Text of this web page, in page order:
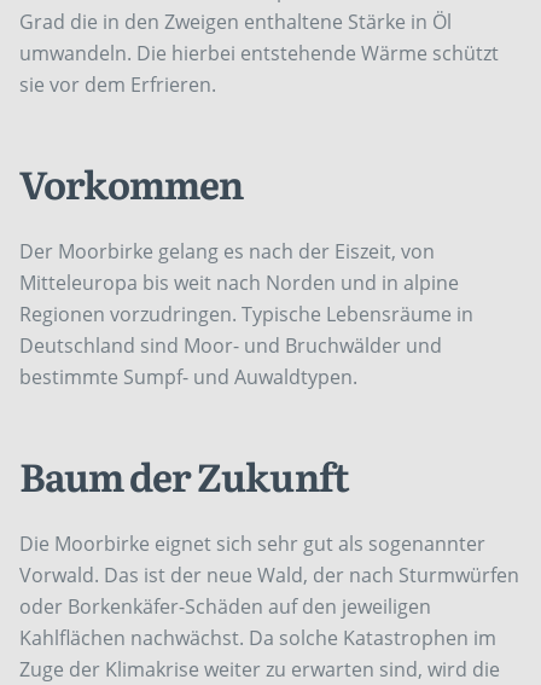
Grad die in den Zweigen enthaltene Stärke in Öl
umwandeln. Die hierbei entstehende Wärme schützt
sie vor dem Erfrieren.
Vorkommen
Der Moorbirke gelang es nach der Eiszeit, von
Mitteleuropa bis weit nach Norden und in alpine
Regionen vorzudringen. Typische Lebensräume in
Deutschland sind Moor- und Bruchwälder und
bestimmte Sumpf- und Auwaldtypen.
Baum der Zukunft
Die Moorbirke eignet sich sehr gut als sogenannter
Vorwald. Das ist der neue Wald, der nach Sturmwürfen
oder Borkenkäfer-Schäden auf den jeweiligen
Kahlflächen nachwächst. Da solche Katastrophen im
Zuge der Klimakrise weiter zu erwarten sind, wird die